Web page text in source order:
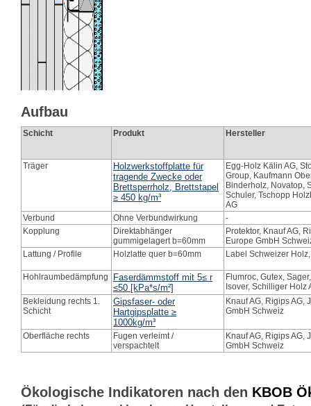
Aufbau
Schicht Produkt Hersteller
Träger
Holzwerkstoffplatte für
tragende Zwecke oder
Brettsperrholz, Brettstapel
≥ 450 kg/m³
Egg-Holz Kälin AG,
Group, Kaufmann
Binderholz, Novatop,
Schuler, Tschopp
AG
Verbund
Ohne Verbundwirkung
-
Kopplung
Direktabhänger
gummigelagert b=60mm
Protektor, Knauf AG,
Europe GmbH
Lattung / Profile
Holzlatte quer b=60mm Label Schweizer
Hohlraumbedämpfung
Faserdämmstoff mit 5≤ r
≤50 [kPa*s/m²]
Flumroc, Gutex,
Isover, Schilliger Holz
Bekleidung rechts 1.
Schicht
Gipsfaser- oder
Hartgipsplatte ≥
1000kg/m³
Knauf AG, Rigips AG,
GmbH Schweiz
Oberfläche rechts
Fugen verleimt /
verspachtelt
Knauf AG, Rigips AG,
GmbH Schweiz
Ökologische Indikatoren nach den KBOB